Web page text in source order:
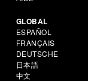
GLOBAL
ESPAÑOL
FRANÇAIS
DEUTSCHE
日本語
中文